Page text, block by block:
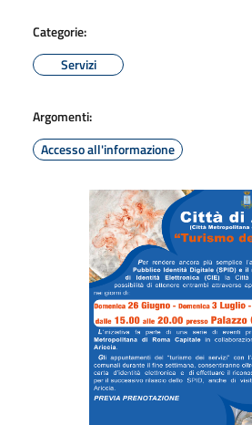
Categorie:
Servizi
Argomenti:
Accesso all'informazione